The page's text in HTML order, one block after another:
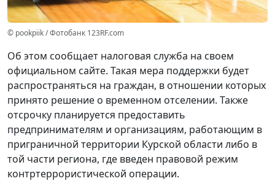
© pookpiik / Фотобанк 123RF.com
Об этом сообщает налоговая служба на своем
официальном сайте. Такая мера поддержки будет
распространяться на граждан, в отношении которых
принято решение о временном отселении. Также
отсрочку планируется предоставить
предпринимателям и организациям, работающим в
приграничной территории Курской области либо в
той части региона, где введен правовой режим
контртеррористической операции.